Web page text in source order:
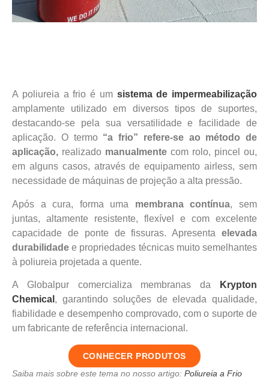
A poliureia a frio é um sistema de impermeabilização
amplamente utilizado em diversos tipos de suportes,
destacando-se pela sua versatilidade e facilidade de
aplicação. O termo“a frio” refere-se ao método de
aplicação, realizado manualmente com rolo, pincel ou,
em alguns casos, através de equipamento airless, sem
necessidade de máquinas de projeção a alta pressão.
Após a cura, forma uma membrana contínua, sem
juntas, altamente resistente, flexível e com excelente
capacidade de ponte de fissuras. Apresenta elevada
durabilidade e propriedades técnicas muito semelhantes
à poliureia projetada a quente.
A Globalpur comercializa membranas da
Krypton
Chemical , garantindo soluções de elevada qualidade,
fiabilidade e desempenho comprovado, com o suporte de
um fabricante de referência internacional.
CONHECER PRODUTOS
Saiba mais sobre este tema no nosso artigo: Poliureia a Frio